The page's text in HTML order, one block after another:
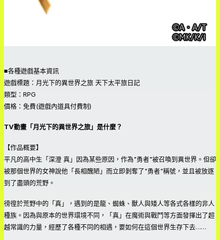
■各種遊戲基本資訊
遊戲標題：月光下的異世界之旅 天下太平旅日記
類型：RPG
價格：免費(遊戲內道具付費制)
TV動畫「月光下的異世界之旅」是什麼？
【作品概要】
平凡的高中生「深澄 真」因為某些原因，作為"勇者"被召喚到異世界。但卻
被那個世界的女神說他「長相醜陋」而立即剝奪了"勇者"稱號，並且被放逐
到了盡頭的荒野。
徬徨於荒野中的「真」，遇到的是龍、蜘蛛、獸人與矮人等各式各樣的非人
種族。因為與原本的世界環境不同，「真」在魔術與戰鬥等方面發揮出了超
越常識的力量，經歷了各種不同的相遇，要如何在這個世界生存下去……